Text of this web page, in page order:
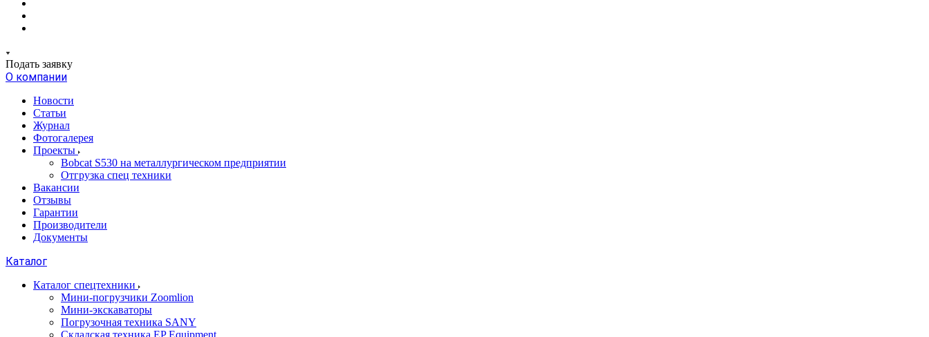
Подать заявку
О компании
Новости
Статьи
Журнал
Фотогалерея
Проекты
Bobcat S530 на металлургическом предприятии
Отгрузка спец техники
Вакансии
Отзывы
Гарантии
Производители
Документы
Каталог
Каталог спецтехники
Мини-погрузчики Zoomlion
Мини-экскаваторы
Погрузочная техника SANY
Складская техника EP Equipment